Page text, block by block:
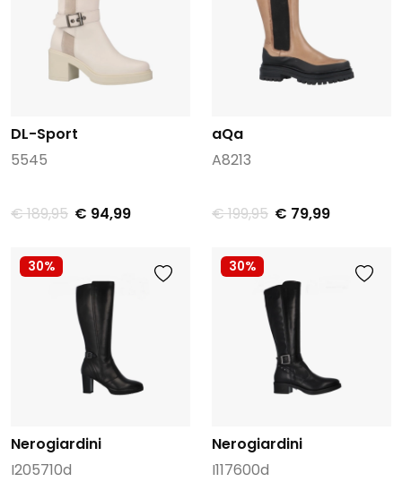
DL-Sport
5545
€ 189,95 € 94,99
aQa
A8213
€ 199,95 € 79,99
30%
Nerogiardini
I205710d
30%
Nerogiardini
I117600d